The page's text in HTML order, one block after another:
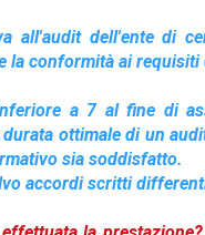
all'audit dell'ente di
la conformità ai requisiti
a 7 al fine di
ottimale di un
sia soddisfatto.
accordi scritti